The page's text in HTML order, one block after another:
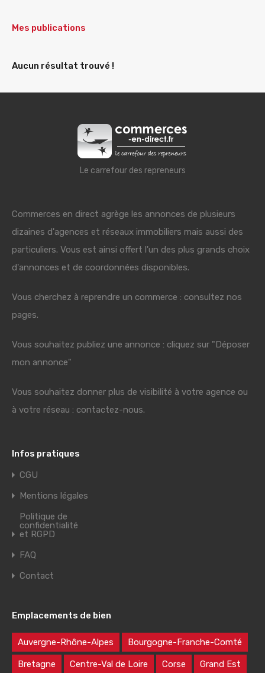
Mes publications
Aucun résultat trouvé !
Le carrefour des repreneurs
Commerces en direct agrège les annonces de plusieurs
dizaines d'agences et réseaux immobiliers mais aussi des
particuliers. Vous est ainsi offert l'un des plus grands choix
d'annonces et de coordonnées disponibles.
Vous cherchez à reprendre un commerce : consultez nos
pages.
Vous souhaitez publiez une annonce : cliquez sur "Déposer
mon annonce"
Vous souhaitez donner plus de visibilité à votre agence ou
à votre réseau : contactez-nous.
Infos pratiques
CGU
Mentions légales
Politique de
confidentialité
et RGPD
FAQ
Contact
Emplacements de bien
Auvergne-Rhône-Alpes Bourgogne-Franche-Comté
Bretagne Centre-Val de Loire Corse Grand Est